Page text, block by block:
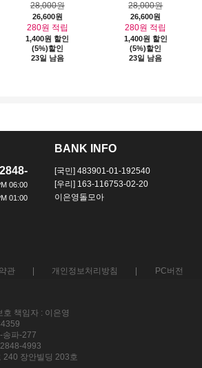
28,000원
26,600원
280원 적립
1,400원 할인
(5%)할인
23일 남음
28,000원
26,600원
280원 적립
1,400원 할인
(5%)할인
23일 남음
BANK INFO
[국민] 483901-01-192540
[우리] 163-116753-02-20
이은영돌모아
관 개인정보처리방침 PC버전
책임자 : 이은영
송파-277
4993
240 장안빌딩 203호